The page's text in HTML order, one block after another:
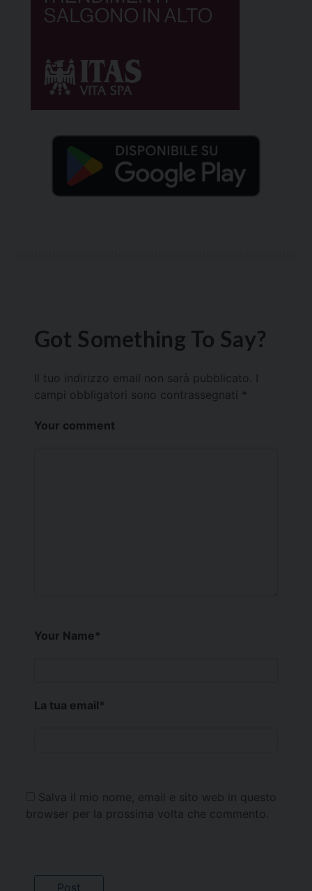
Got Something To Say?
Il tuo indirizzo email non sarà pubblicato.
campi obbligatori sono contrassegnati *
Your comment
Your Name*
La tua email*
Salva il mio nome, email e sito web in questo
browser per la prossima volta che commento.